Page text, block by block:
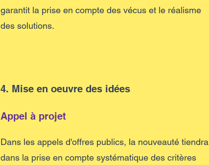
garantit la prise en compte des vécus et le réalisme
des solutions.
4. Mise en oeuvre des idées
Appel à projet
Dans les appels d'offres publics, la nouveauté tiendra
dans la prise en compte systématique des critères